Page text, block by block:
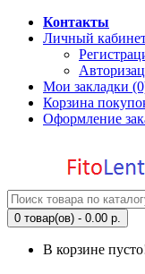
Контакты
Личный
Мои закладки
Корзина
Оформление
0 товар(ов) - 0.00 р.
В корзине